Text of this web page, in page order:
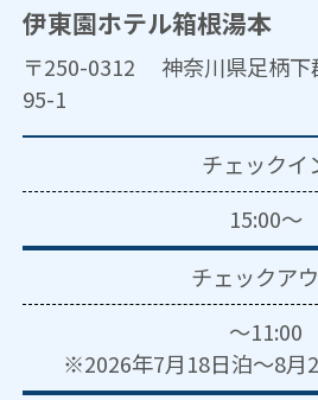
伊東園ホテル箱根湯本
〒250-0312 神奈川県足柄下
95-1
チェックイ
15:00～
チェックア
～11:00
※2026年7月18日泊～8